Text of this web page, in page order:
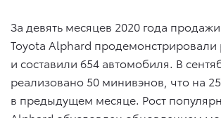
За девять месяцев 2020 года
Toyota Alphard продемонстрировали
и составили 654 автомобиля. В
реализовано 50 минивэнов, что на
в предыдущем месяце. Рост